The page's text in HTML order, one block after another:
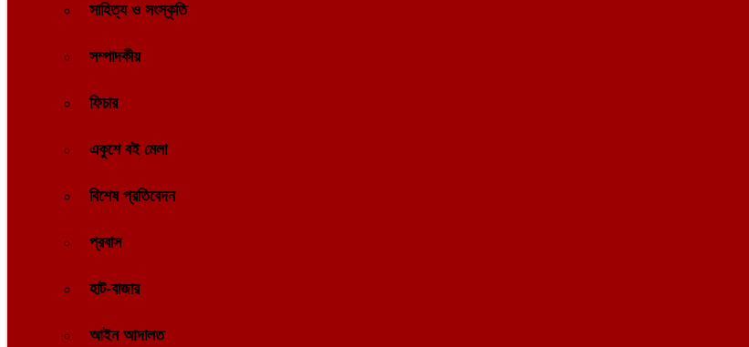
সাহিত্য ও সংস্কৃতি
সম্পাদকীয়
ফিচার
একুশে বই মেলা
বিশেষ প্রতিবেদন
প্রবাস
হাট-বাজার
আইন আদালত